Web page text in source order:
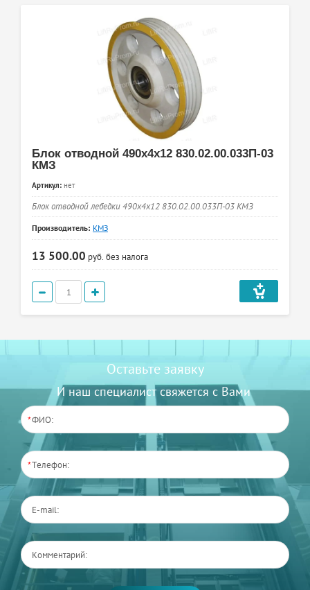
Блок отводной 490x4x12 830.02.00.033П-03
КМЗ
Артикул: нет
Блок отводной лебедки 490х4х12 830.02.00.033П-03 КМЗ
Производитель: КМЗ
13 500.00 руб. без налога
Оставьте заявку
И наш специалист свяжется с Вами
*
*